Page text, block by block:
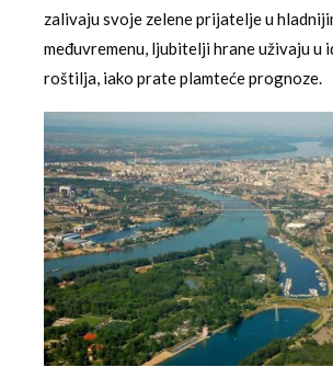
zalivaju svoje zelene prijatelje u
međuvremenu, ljubitelji hrane uživaju u
roštilja, iako prate plamteće prognoze.